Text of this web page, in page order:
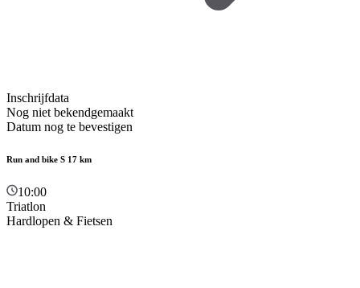
Inschrijfdata
Nog niet bekendgemaakt
Datum nog te bevestigen
Run and bike S 17 km
10:00
Triatlon
Hardlopen & Fietsen